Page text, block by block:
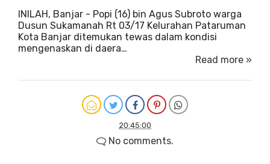
INILAH, Banjar - Popi (16) bin Agus Subroto warga
Dusun Sukamanah Rt 03/17 Kelurahan Pataruman
Kota Banjar ditemukan tewas dalam kondisi
mengenaskan di daera…
Read more »
20:45:00
No comments.